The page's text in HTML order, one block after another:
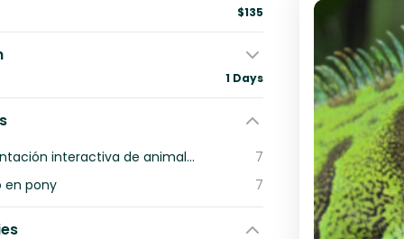
$135
1 Days
Alimentación interactiva de animales (con biberón)
7
en pony
7